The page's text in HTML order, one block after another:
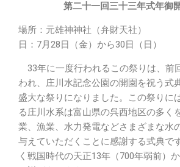
第二十一回三十三年式年御
場所：元雄神神社（弁財天社）
日：7月28日（金）から30日（日）
33年に一度行われるこの祭りは、前
われ、庄川水記念公園の開園を祝う式
盛大な祭りになりました。この祭りに
る庄川水系は富山県の呉西地区の多く
業、漁業、水力発電などさまざまな水
与えていただくことに感謝する式典で
く戦国時代の天正13年（700年弱前）